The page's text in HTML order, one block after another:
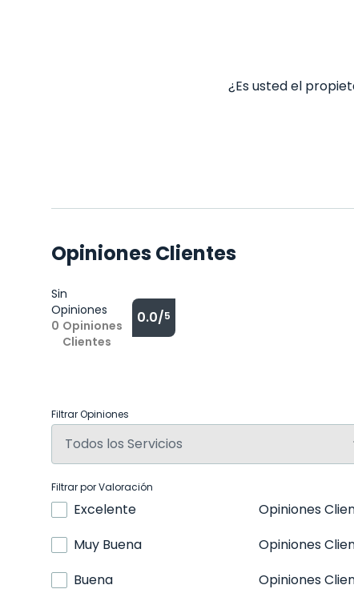
¿Es usted el
Opiniones Clientes
Sin
Opiniones
0 Opiniones
Clientes
0.0/5
Filtrar Opiniones
Filtrar por Valoración
Excelente
Opiniones
Muy Buena
Opiniones
Buena
Opiniones